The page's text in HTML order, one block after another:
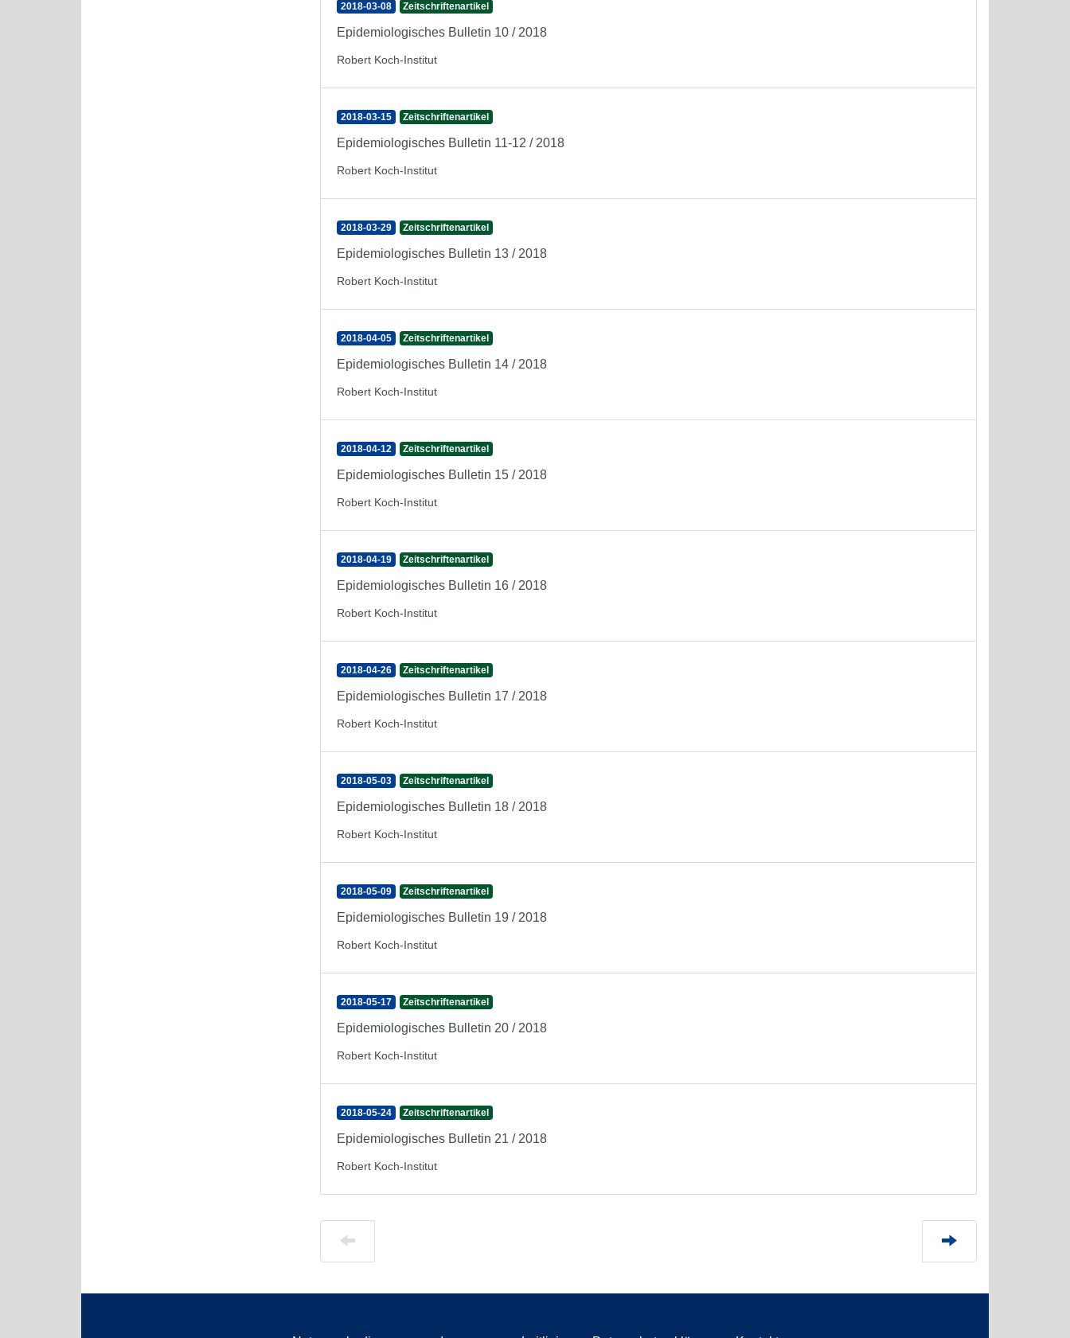
2018-03-08 Zeitschriftenartikel
Epidemiologisches Bulletin 10 / 2018
Robert Koch-Institut
2018-03-15 Zeitschriftenartikel
Epidemiologisches Bulletin 11-12 / 2018
Robert Koch-Institut
2018-03-29 Zeitschriftenartikel
Epidemiologisches Bulletin 13 / 2018
Robert Koch-Institut
2018-04-05 Zeitschriftenartikel
Epidemiologisches Bulletin 14 / 2018
Robert Koch-Institut
2018-04-12 Zeitschriftenartikel
Epidemiologisches Bulletin 15 / 2018
Robert Koch-Institut
2018-04-19 Zeitschriftenartikel
Epidemiologisches Bulletin 16 / 2018
Robert Koch-Institut
2018-04-26 Zeitschriftenartikel
Epidemiologisches Bulletin 17 / 2018
Robert Koch-Institut
2018-05-03 Zeitschriftenartikel
Epidemiologisches Bulletin 18 / 2018
Robert Koch-Institut
2018-05-09 Zeitschriftenartikel
Epidemiologisches Bulletin 19 / 2018
Robert Koch-Institut
2018-05-17 Zeitschriftenartikel
Epidemiologisches Bulletin 20 / 2018
Robert Koch-Institut
2018-05-24 Zeitschriftenartikel
Epidemiologisches Bulletin 21 / 2018
Robert Koch-Institut